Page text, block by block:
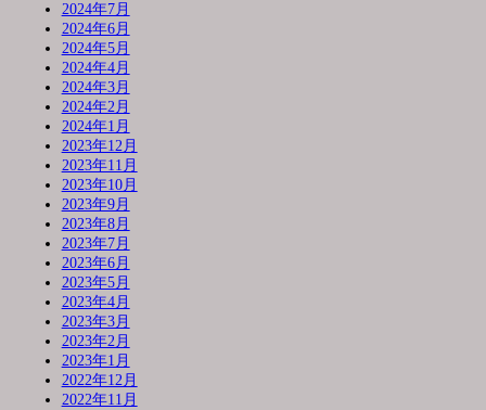
2024年7月
2024年6月
2024年5月
2024年4月
2024年3月
2024年2月
2024年1月
2023年12月
2023年11月
2023年10月
2023年9月
2023年8月
2023年7月
2023年6月
2023年5月
2023年4月
2023年3月
2023年2月
2023年1月
2022年12月
2022年11月